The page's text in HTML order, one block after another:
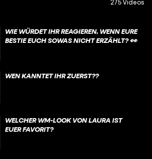
275 Videos
WIE WÜRDET IHR REAGIEREN, WENN EURE
BESTIE EUCH SOWAS NICHT ERZÄHLT? 👀
WEN KANNTET IHR ZUERST??
WELCHER WM-LOOK VON LAURA IST
EUER FAVORIT?